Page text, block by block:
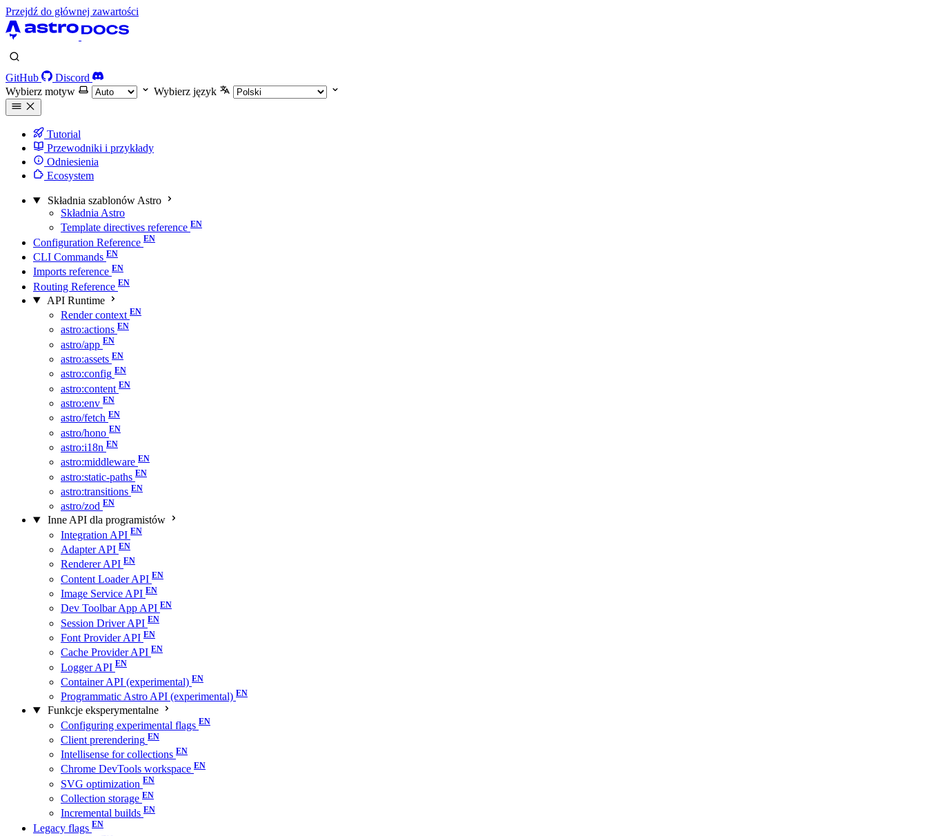
Przejdź do głównej zawartości
GitHub
Discord
Wybierz motyw
Wybierz język
Tutorial
Przewodniki i przykłady
Odniesienia
Ecosystem
Składnia szablonów Astro
Składnia Astro
Template directives reference
Configuration Reference
CLI Commands
Imports reference
Routing Reference
API Runtime
Render context
astro:actions
astro/app
astro:assets
astro:config
astro:content
astro:env
astro/fetch
astro/hono
astro:i18n
astro:middleware
astro:static-paths
astro:transitions
astro/zod
Inne API dla programistów
Integration API
Adapter API
Renderer API
Content Loader API
Image Service API
Dev Toolbar App API
Session Driver API
Font Provider API
Cache Provider API
Logger API
Container API (experimental)
Programmatic Astro API (experimental)
Funkcje eksperymentalne
Configuring experimental flags
Client prerendering
Intellisense for collections
Chrome DevTools workspace
SVG optimization
Collection storage
Incremental builds
Legacy flags